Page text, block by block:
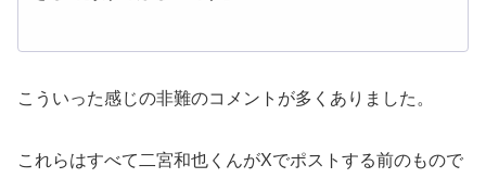
こういった感じの非難のコメントが多くありました。
これらはすべて二宮和也くんがXでポストする前のもので